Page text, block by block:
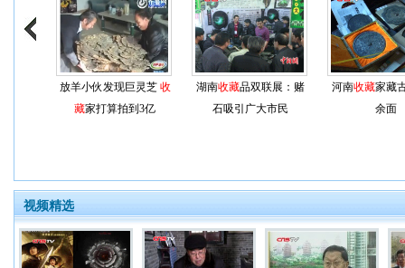
放羊小伙发现巨灵芝 收
藏家打算拍到3亿
湖南收藏品双联展：赌
石吸引广大市民
河南收藏家藏
余面
视频精选